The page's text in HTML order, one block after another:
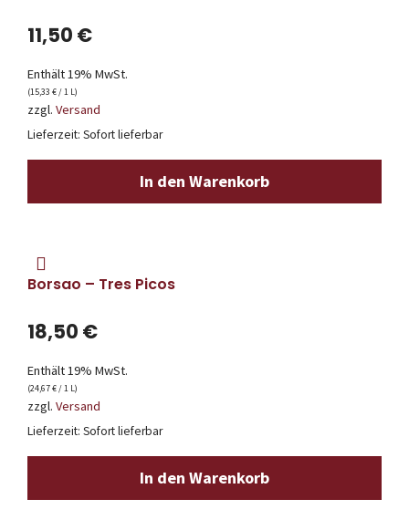
11,50 €
Enthält 19% MwSt.
(15,33 €/ 1 L)
zzgl. Versand
Lieferzeit: Sofort lieferbar
In den Warenkorb
Borsao – Tres Picos
18,50 €
Enthält 19% MwSt.
(24,67€/ 1 L)
zzgl. Versand
Lieferzeit: Sofort lieferbar
In den Warenkorb